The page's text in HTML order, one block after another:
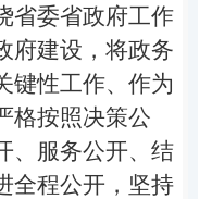
省委省政府工作
府建设，将政务
键性工作、作为
格按照决策公
、服务公开、结
全程公开，坚持